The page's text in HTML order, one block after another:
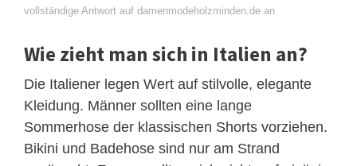
vollständige Antwort auf damenmodeholzminden.de an
Wie zieht man sich in Italien an?
Die Italiener legen Wert auf stilvolle, elegante
Kleidung. Männer sollten eine lange
Sommerhose der klassischen Shorts vorziehen.
Bikini und Badehose sind nur am Strand